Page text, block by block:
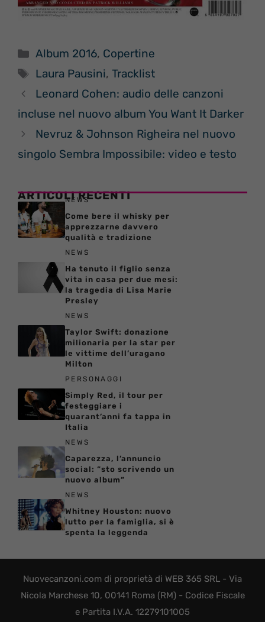
Categorie
Album 2016, Copertine
Tag
Laura Pausini,Tracklist
Leonard Cohen: audio delle canzoni
incluse nel nuovo album You Want It Darker
Nevruz & Johnson Righeira nel nuovo
singolo Sembra Impossibile: video e testo
ARTICOLI RECENTI
NEWS
Come bere il whisky per
apprezzarne davvero
qualità e tradizione
NEWS
Ha tenuto il figlio senza
vita in casa per due mesi:
la tragedia di Lisa Marie
Presley
NEWS
Taylor Swift: donazione
milionaria per la star per
le vittime dell’uragano
Milton
PERSONAGGI
Simply Red, il tour per
festeggiare i
quarant’anni fa tappa in
Italia
NEWS
Caparezza, l’annuncio
social: “sto scrivendo un
nuovo album”
NEWS
Whitney Houston: nuovo
lutto per la famiglia, si è
spenta la leggenda
Nuovecanzoni.com di proprietà di WEB 365 SRL - Via
Nicola Marchese 10, 00141 Roma (RM) - Codice Fiscale
e Partita I.V.A. 12279101005